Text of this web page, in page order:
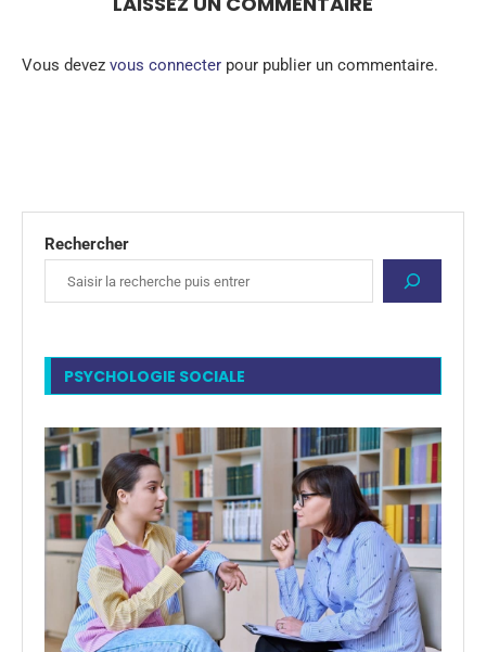
Vous devez vous connecter pour publier un commentaire.
Rechercher
PSYCHOLOGIE SOCIALE